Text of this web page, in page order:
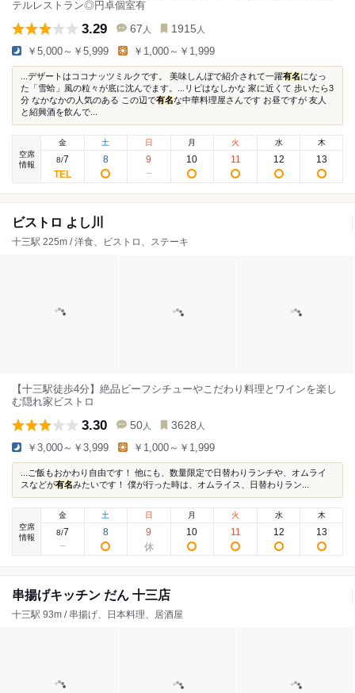
テルレストラン◎円卓個室有
3.29 67 人 1915 人
￥5,000～￥5,999 ￥1,000～￥1,999
...デザートはココナッツミルクです。 美味しんぼで紹介されて一躍有名になっ
た「雪蛤」風の粒々が底に沈んでます。...リピはなしかな 家に近くて 歩いたら3
分 なかなかの人気のある この辺で有名な中華料理屋さんです お昼ですが 友人
と紹興酒を飲んで...
空席
情報
金
8/7
土
8
日
9
月
10
火
11
水
12
木
13
ビストロ よし川
十三駅 225m / 洋食、ビストロ、ステーキ
【十三駅徒歩4分】絶品ビーフシチューやこだわり料理とワインを楽し
む隠れ家ビストロ
3.30 50 人 3628 人
￥3,000～￥3,999 ￥1,000～￥1,999
...ご飯もおかわり自由です！ 他にも、数量限定で日替わりランチや、オムライ
スなどが有名みたいです！ 僕が行った時は、オムライス、日替わりラン...
空席
情報
金
8/7
土
8
日
9
月
10
火
11
水
12
木
13
串揚げキッチン だん 十三店
十三駅 93m / 串揚げ、日本料理、居酒屋